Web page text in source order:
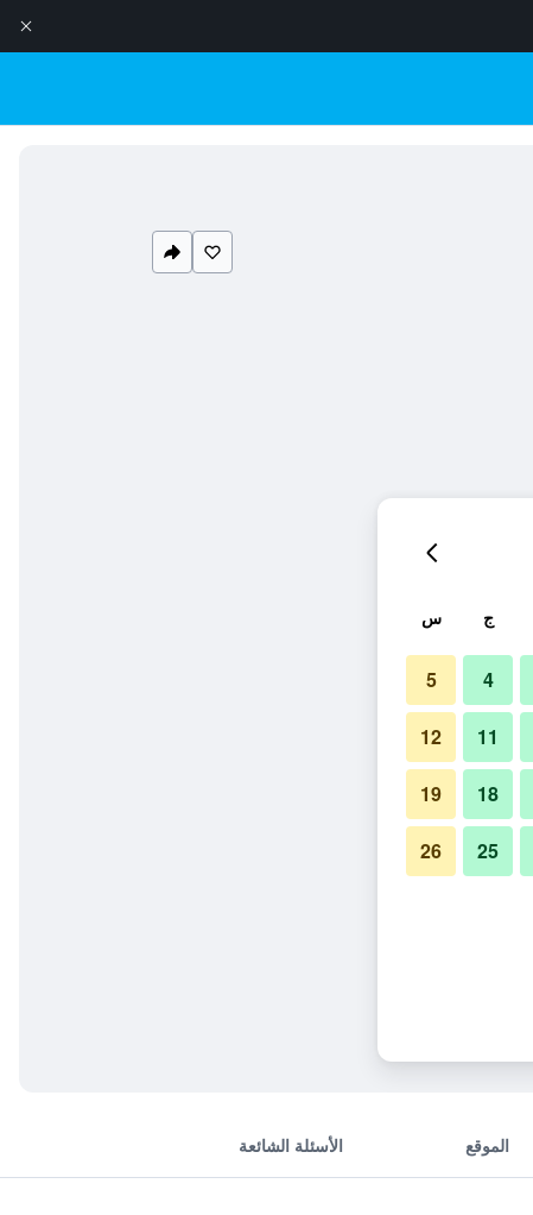
الموقع الأسئلة الشائعة
ج س
4
5
11
12
18
19
25
26